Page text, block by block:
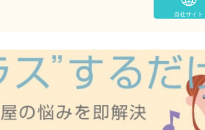
自社サイト